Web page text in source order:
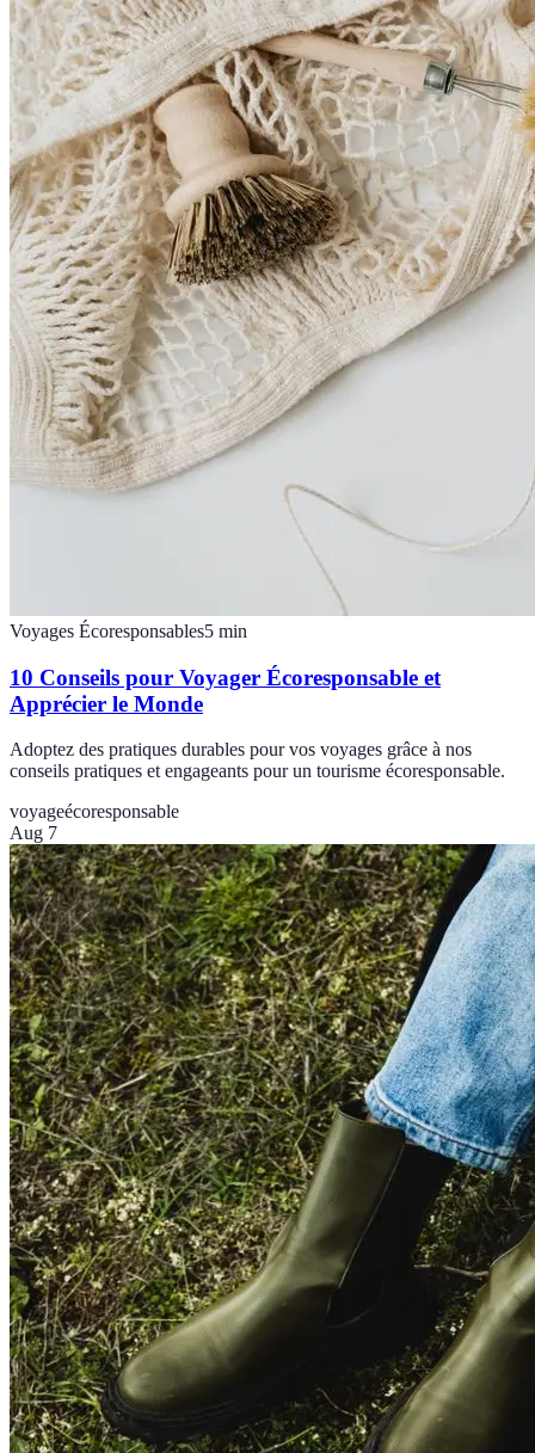
Voyages Écoresponsables5 min
10 Conseils pour Voyager Écoresponsable et
Apprécier le Monde
Adoptez des pratiques durables pour vos voyages grâce à nos
conseils pratiques et engageants pour un tourisme écoresponsable.
voyageécoresponsable
Aug 7